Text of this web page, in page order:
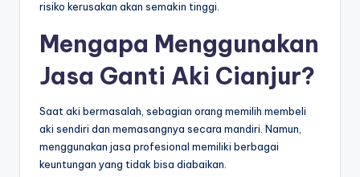
risiko kerusakan akan semakin tinggi.
Mengapa Menggunakan
Jasa Ganti Aki Cianjur?
Saat aki bermasalah, sebagian orang memilih membeli
aki sendiri dan memasangnya secara mandiri. Namun,
menggunakan jasa profesional memiliki berbagai
keuntungan yang tidak bisa diabaikan.